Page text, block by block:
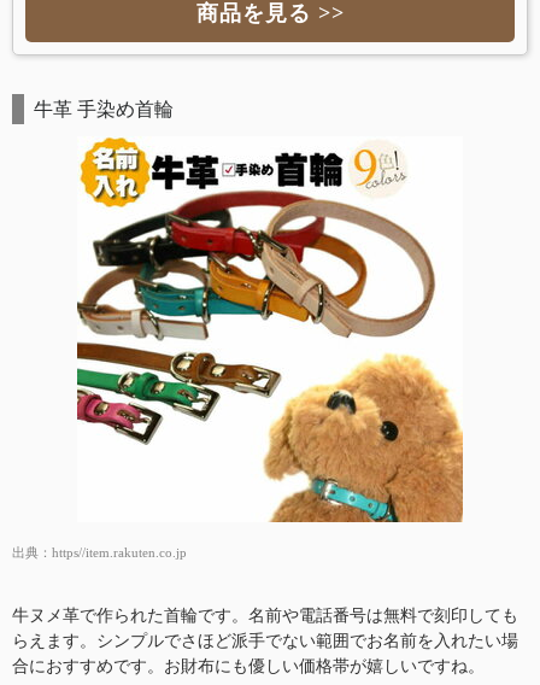
商品を見る >>
牛革 手染め首輪
出典： https//item.rakuten.co.jp
牛ヌメ革で作られた首輪です。名前や電話番号は無料で刻印しても
らえます。シンプルでさほど派手でない範囲でお名前を入れたい場
合におすすめです。お財布にも優しい価格帯が嬉しいですね。